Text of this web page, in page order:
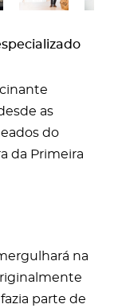
as
do
da Primeira
na
parte de